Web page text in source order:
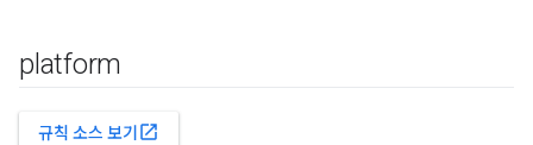
platform
규칙 소스 보기 open_in_new